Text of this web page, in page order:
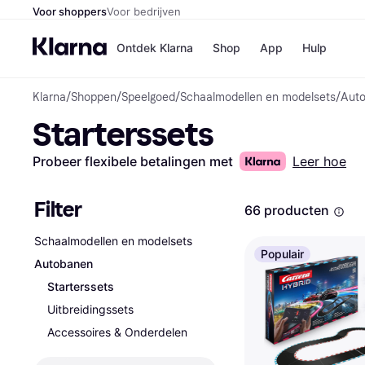
Voor shoppersVoor bedrijven
Ontdek Klarna Shop
Winkels
H&M
App Hulp
Klarna/Shoppen/Speelgoed/Schaalmodellen en modelsets/
Starterssets
Probeer flexibele betalingen met Leer hoe
Filter
Schaalmodellen en modelsets
Autobanen
Starterssets
Uitbreidingssets
Accessoires & Onderdelen
66 producten
Populair